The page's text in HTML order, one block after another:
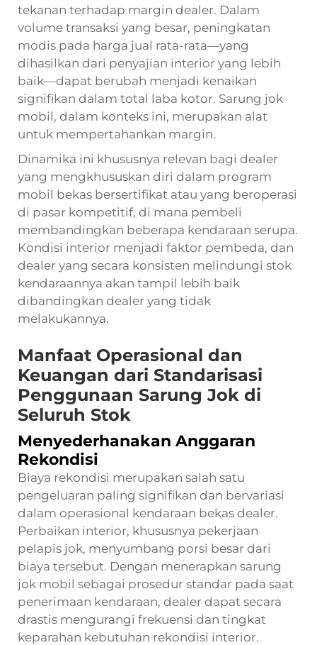
tekanan terhadap margin dealer. Dalam
volume transaksi yang besar, peningkatan
modis pada harga jual rata-rata—yang
dihasilkan dari penyajian interior yang lebih
baik—dapat berubah menjadi kenaikan
signifikan dalam total laba kotor. Sarung jok
mobil, dalam konteks ini, merupakan alat
untuk mempertahankan margin.
Dinamika ini khususnya relevan bagi dealer
yang mengkhususkan diri dalam program
mobil bekas bersertifikat atau yang beroperasi
di pasar kompetitif, di mana pembeli
membandingkan beberapa kendaraan serupa.
Kondisi interior menjadi faktor pembeda, dan
dealer yang secara konsisten melindungi stok
kendaraannya akan tampil lebih baik
dibandingkan dealer yang tidak
melakukannya.
Manfaat Operasional dan
Keuangan dari Standarisasi
Penggunaan Sarung Jok di
Seluruh Stok
Menyederhanakan Anggaran
Rekondisi
Biaya rekondisi merupakan salah satu
pengeluaran paling signifikan dan bervariasi
dalam operasional kendaraan bekas dealer.
Perbaikan interior, khususnya pekerjaan
pelapis jok, menyumbang porsi besar dari
biaya tersebut. Dengan menerapkan sarung
jok mobil sebagai prosedur standar pada saat
penerimaan kendaraan, dealer dapat secara
drastis mengurangi frekuensi dan tingkat
keparahan kebutuhan rekondisi interior.